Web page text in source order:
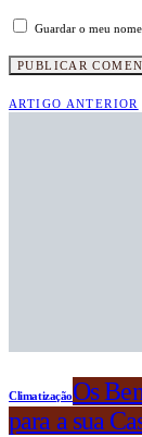
Guardar o meu
ARTIGO ANTERIOR
ClimatizaçãoOs
para a sua